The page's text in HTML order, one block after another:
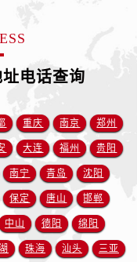
澳门特别行政区望德堂区塔石广场欧米茄售后服务中心（需提前预约）
福建省福州市晋安区竹屿路6号东二环泰禾广场2号楼5层509室欧米茄售后服务中心（需提前预约）
福建省厦门市思明区湖滨东路95号万象城华润大厦B座11层1104室欧米茄售后服务中心（需提前预约）
广东省潮州市潮安区新风路与潮汕路交汇处欧米茄售后服务中心（需提前预约）
广东省广州市天河区天河路230号万菱汇国际中心A塔7层704室欧米茄售后服务中心（需提前预约）
广东省广州市越秀区环市东路371-375号世界贸易中心大厦南塔15层1507室欧米茄售后服务中心（需提前预约）
广东省河源市源城区越王大道欧米茄售后服务中心（需提前预约）
电话查询
重庆 南京 郑州
大连 福州 贵阳
南宁 青岛 沈阳
保定 唐山 邯郸
中山 德阳 绵阳
珠海 汕头 三亚